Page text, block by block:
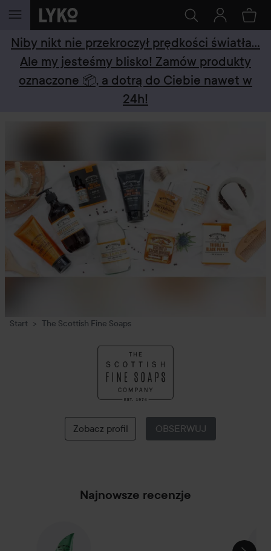
PRZEJDŹ DO TREŚCI
Niby nikt nie przekroczył prędkości światła...
Ale my jesteśmy blisko! Zamów produkty
oznaczone 📦, a dotrą do Ciebie nawet w
24h!
Start The Scottish Fine Soaps
The
Scottish
Fine
Soaps
Zobacz profil OBSERWUJ
Najnowsze recenzje
POMIŃ SEKCJĘ